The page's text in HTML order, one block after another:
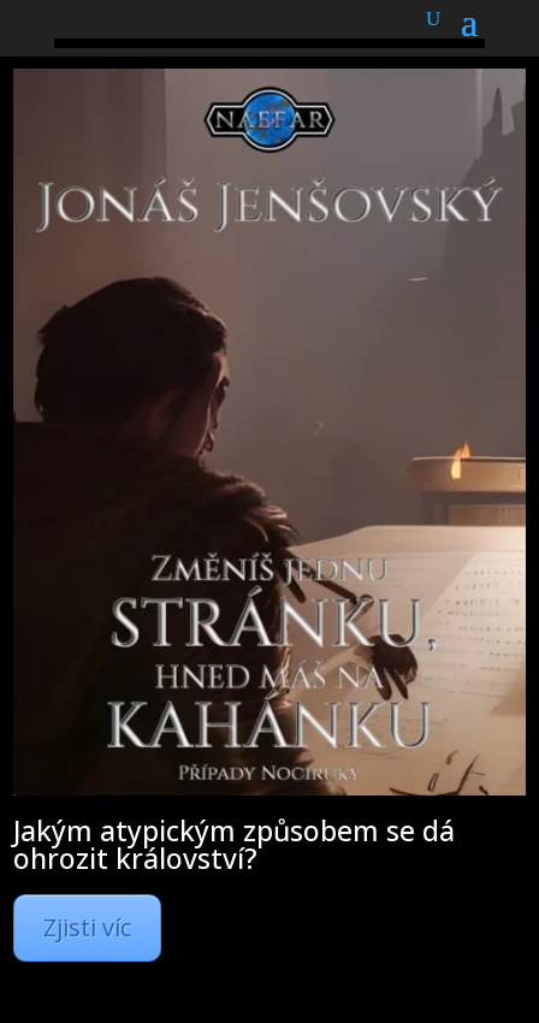
Jakým atypickým způsobem se dá
ohrozit království?
Zjisti víc